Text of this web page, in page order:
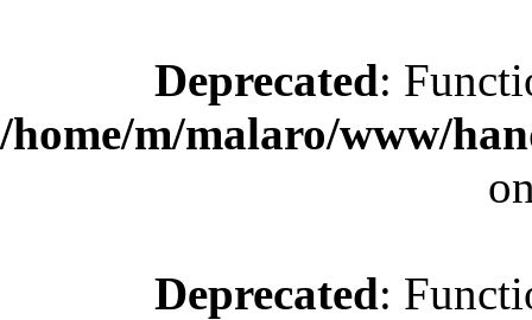
Deprecated:
/home/m/malaro/www/
Deprecated: